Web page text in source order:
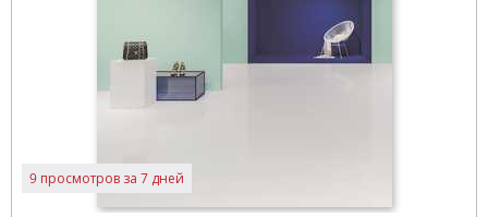
9 просмотров за 7 дней